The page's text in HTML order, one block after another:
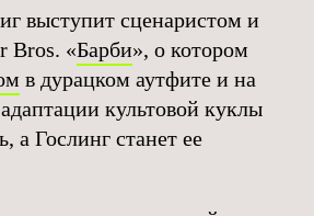
выступит сценаристом и
Bros. «Барби», о котором
в дурацком аутфите и на
культовой куклы
а Гослинг станет ее